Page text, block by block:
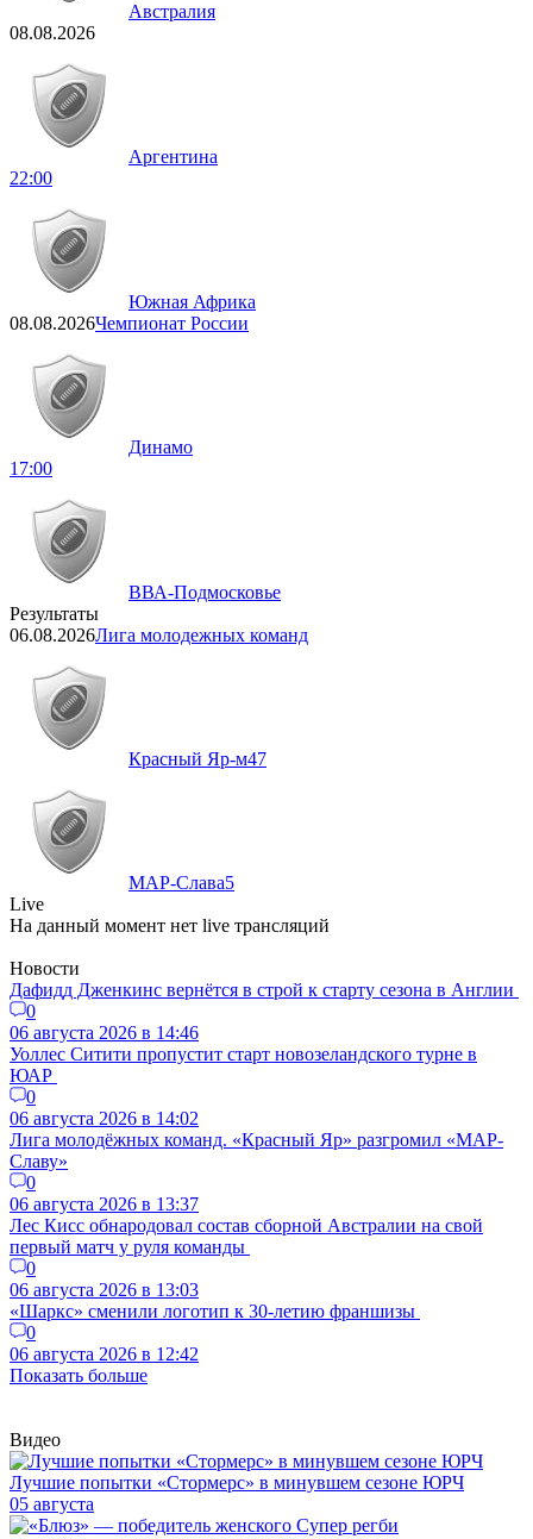
Австралия
08.08.2026
Аргентина
22:00
Южная Африка
08.08.2026Чемпионат России
Динамо
17:00
ВВА-Подмосковье
Результаты
06.08.2026Лига молодежных команд
Красный Яр-м47
МАР-Слава5
Live
На данный момент нет live трансляций
Новости
Дафидд Дженкинс вернётся в строй к старту сезона в Англии
0
06 августа 2026 в 14:46
Уоллес Ситити пропустит старт новозеландского турне в
ЮАР
0
06 августа 2026 в 14:02
Лига молодёжных команд. «Красный Яр» разгромил «МАР-
Славу»
0
06 августа 2026 в 13:37
Лес Кисс обнародовал состав сборной Австралии на свой
первый матч у руля команды
0
06 августа 2026 в 13:03
«Шаркс» сменили логотип к 30-летию франшизы
0
06 августа 2026 в 12:42
Показать больше
Видео
Лучшие попытки «Стормерс» в минувшем сезоне ЮРЧ
05 августа